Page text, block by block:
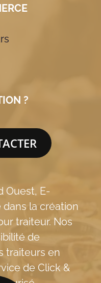
?
Ouest, E-
dans la création
traiteur. Nos
de
traiteurs en
de Click &